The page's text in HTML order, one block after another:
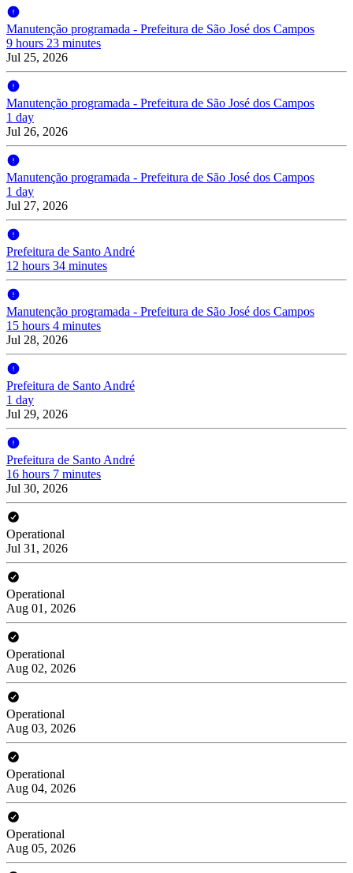
Manutenção programada - Prefeitura de São José dos Campos
9 hours 23 minutes
Jul 25, 2026
Manutenção programada - Prefeitura de São José dos Campos
1 day
Jul 26, 2026
Manutenção programada - Prefeitura de São José dos Campos
1 day
Jul 27, 2026
Prefeitura de Santo André
12 hours 34 minutes
Manutenção programada - Prefeitura de São José dos Campos
15 hours 4 minutes
Jul 28, 2026
Prefeitura de Santo André
1 day
Jul 29, 2026
Prefeitura de Santo André
16 hours 7 minutes
Jul 30, 2026
Operational
Jul 31, 2026
Operational
Aug 01, 2026
Operational
Aug 02, 2026
Operational
Aug 03, 2026
Operational
Aug 04, 2026
Operational
Aug 05, 2026